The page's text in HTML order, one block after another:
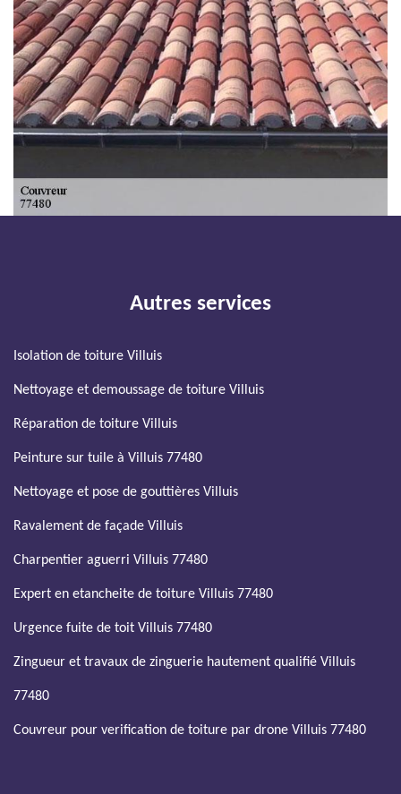
Autres services
Isolation de toiture Villuis
Nettoyage et demoussage de toiture Villuis
Réparation de toiture Villuis
Peinture sur tuile à Villuis 77480
Nettoyage et pose de gouttières Villuis
Ravalement de façade Villuis
Charpentier aguerri Villuis 77480
Expert en etancheite de toiture Villuis 77480
Urgence fuite de toit Villuis 77480
Zingueur et travaux de zinguerie hautement qualifié Villuis
77480
Couvreur pour verification de toiture par drone Villuis 77480